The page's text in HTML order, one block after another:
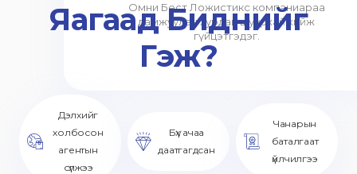
Омни Бест Ложистикс компаниараа
дамжуулан хурдан шуурхай хийж
гүйцэтгэдэг.
Яагаад Биднийг
Гэж?
Дэлхийг
холбосон
агентын
сүлжээ
Бүх ачаа
даатгагдсан
Чанарын
баталгаат
үйлчилгээ